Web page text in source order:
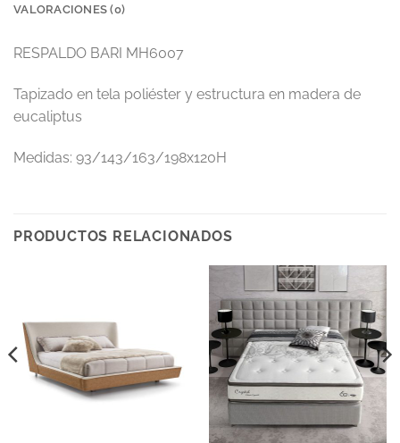
VALORACIONES (0)
RESPALDO BARI MH6007
Tapizado en tela poliéster y estructura en madera de
eucaliptus
Medidas: 93/143/163/198x120H
PRODUCTOS RELACIONADOS